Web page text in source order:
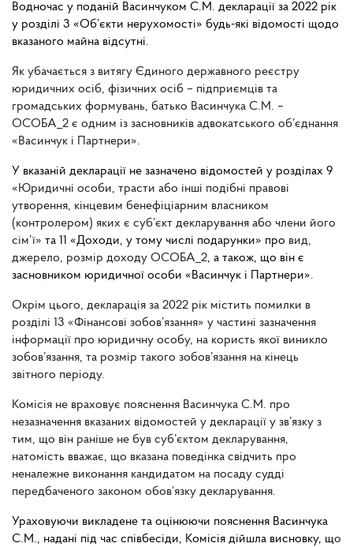
Водночас у поданій Васинчуком С.М. декларації за 2022 рік
у розділі 3 «Об’єкти нерухомості» будь-які відомості щодо
вказаного майна відсутні.
Як убачається з витягу Єдиного державного реєстру
юридичних осіб, фізичних осіб – підприємців та
громадських формувань, батько Васинчука С.М. –
ОСОБА_2 є одним із засновників адвокатського об’єднання
«Васинчук і Партнери».
У вказаній декларації не зазначено відомостей у розділах 9
«Юридичні особи, трасти або інші подібні правові
утворення, кінцевим бенефіціарним власником
(контролером) яких є суб’єкт декларування або члени його
сім’ї» та 11 «Доходи, у тому числі подарунки» про вид,
джерело, розмір доходу ОСОБА_2, а також, що він є
засновником юридичної особи «Васинчук і Партнери».
Окрім цього, декларація за 2022 рік містить помилки в
розділі 13 «Фінансові зобов’язання» у частині зазначення
інформації про юридичну особу, на користь якої виникло
зобов’язання, та розмір такого зобов’язання на кінець
звітного періоду.
Комісія не враховує пояснення Васинчука С.М. про
незазначення вказаних відомостей у декларації у зв’язку з
тим, що він раніше не був суб’єктом декларування,
натомість вважає, що вказана поведінка свідчить про
неналежне виконання кандидатом на посаду судді
передбаченого законом обов’язку декларування.
Ураховуючи викладене та оцінюючи пояснення Васинчука
С.М., надані під час співбесіди, Комісія дійшла висновку, що